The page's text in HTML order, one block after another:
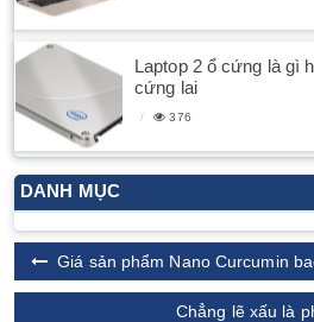
Laptop 2 ổ cứng là gì
cứng lai
376
DANH MỤC
Giá sản phẩm Nano Curcumin
Chẳng lẽ xấu là